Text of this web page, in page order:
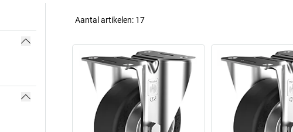
Aantal artikelen: 17